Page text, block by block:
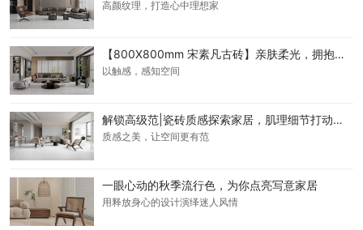
高颜纹理，打造心中理想家
【800X800mm 宋素凡古砖】亲肤柔光，拥抱惬意自然空间
以触感，感知空间
解锁高级范|瓷砖质感探索家居，肌理细节打动人心
质感之美，让空间更有范
一眼心动的秋季流行色，为你点亮写意家居
用释放身心的设计演绎迷人风情